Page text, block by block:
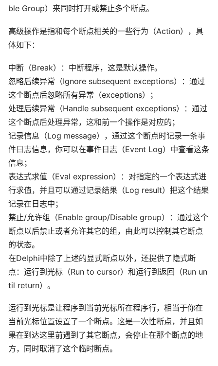
ble Group）来同时打开或禁止多个断点。
高级操作是指和每个断点相关的一些行为（Action），具
体如下：
中断（Break）：中断程序，这是默认操作。
忽略后续异常（Ignore subsequent exceptions）：通过
这个断点后忽略所有异常（exceptions）；
处理后续异常（Handle subsequent exceptions）：通过
这个断点后处理异常，这和前一个操作是对应的；
记录信息（Log message），通过这个断点时记录一条事
件日志信息，你可以在事件日志（Event Log）中查看这条
信息；
表达式求值（Eval expression）：对指定的一个表达式进
行求值，并且可以通过记录结果（Log result）把这个结果
记录在日志中；
禁止/允许组（Enable group/Disable group）：通过这个
断点以后禁止或者允许其它的组，由此可以控制其它断点
的状态。
在Delphi中除了上述的显式断点以外，还提供了隐式断
点：运行到光标（Run to cursor）和运行到返回（Run un
til return）。
运行到光标是让程序到当前光标所在程序行，相当于你在
当前光标位置设置了一个断点。这是一次性断点，并且如
果在到达这里前遇到了其它断点，会停止在那个断点的地
方，同时取消了这个临时断点。